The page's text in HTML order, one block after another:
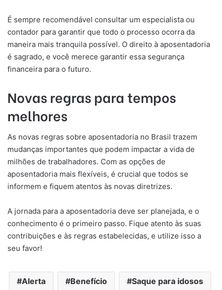
É sempre recomendável consultar um especialista ou
contador para garantir que todo o processo ocorra da
maneira mais tranquila possível. O direito à aposentadoria
é sagrado, e você merece garantir essa segurança
financeira para o futuro.
Novas regras para tempos
melhores
As novas regras sobre aposentadoria no Brasil trazem
mudanças importantes que podem impactar a vida de
milhões de trabalhadores. Com as opções de
aposentadoria mais flexíveis, é crucial que todos se
informem e fiquem atentos às novas diretrizes.
A jornada para a aposentadoria deve ser planejada, e o
conhecimento é o primeiro passo. Fique atento às suas
contribuições e às regras estabelecidas, e utilize isso a
seu favor!
Alerta Benefício Saque para idosos